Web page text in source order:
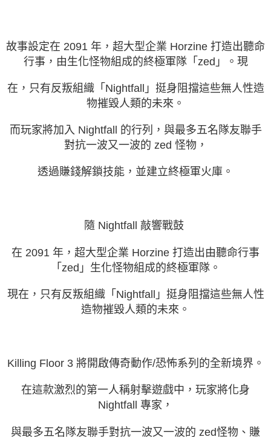
故事設定在 2091 年，超大型企業 Horzine 打造出聽命
行事，由生化怪物組成的終極軍隊「zed」。現
在，只有反叛組織「Nightfall」挺身阻擋這些無人性造
物摧毀人類的未來。
而玩家將加入 Nightfall 的行列，與最多五名隊友聯手
對抗一波又一波的 zed 怪物，
透過賺錢解鎖技能，並建立終極軍火庫。
隨 Nightfall 敲響戰鼓
在 2091 年，超大型企業 Horzine 打造出由聽命行事
「zed」生化怪物組成的終極軍隊。
現在，只有反叛組織「Nightfall」挺身阻擋這些無人性
造物摧毀人類的未來。
Killing Floor 3 將開啟傳奇動作/恐怖系列的全新境界。
在這款激烈的第一人稱射擊遊戲中，玩家將化身
Nightfall 專家，
與最多五名隊友聯手對抗一波又一波的 zed怪物、賺